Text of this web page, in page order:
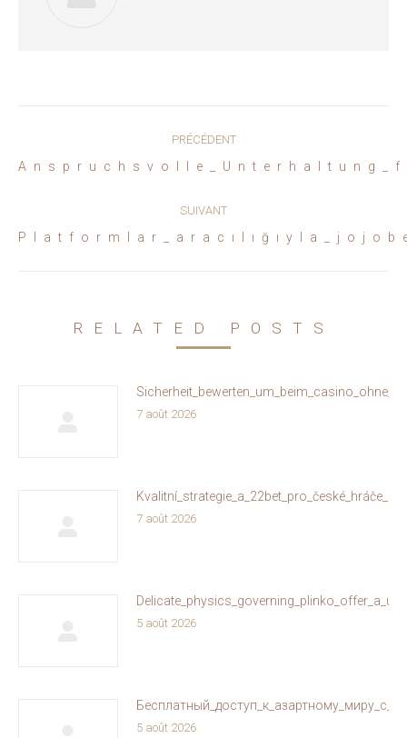
PRÉCÉDENT
Article
:
SUIVANT
Article
RELATED POSTS
7 août 2026
7 août 2026
5 août 2026
5 août 2026